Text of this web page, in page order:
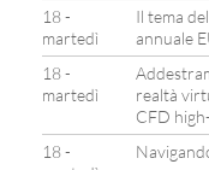
18 -
martedì
Il tema
annuale
18 -
martedì
realtà
CFD
18 -